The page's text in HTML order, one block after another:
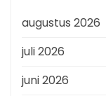
augustus 2026
juli 2026
juni 2026